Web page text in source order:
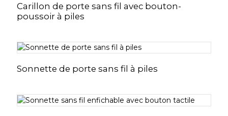
Carillon de porte sans fil avec bouton-
poussoir à piles
Sonnette de porte sans fil à piles